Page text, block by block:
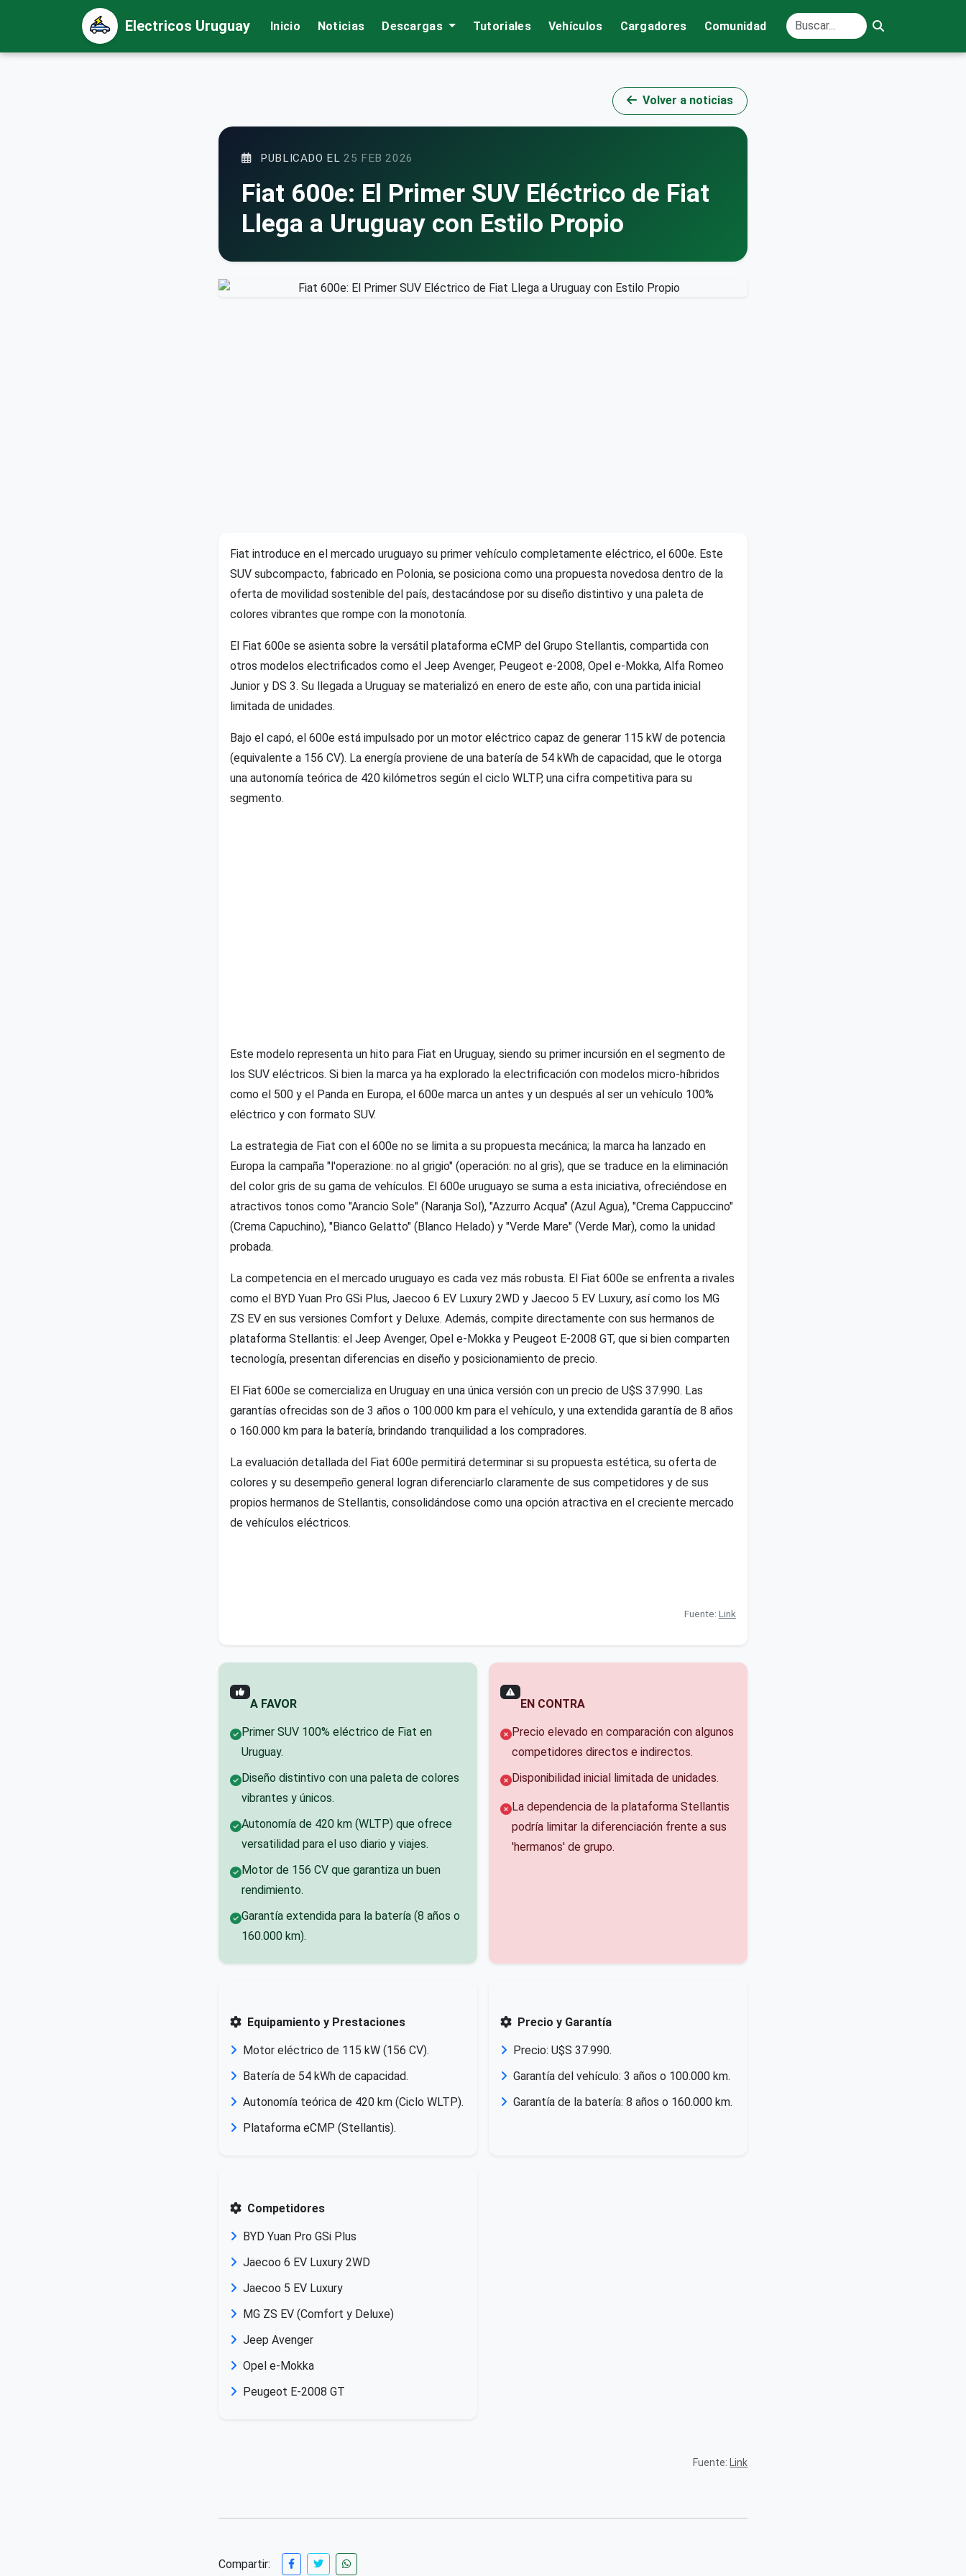
Electricos Uruguay Inicio Noticias Descargas Tutoriales Vehículos Cargadores Comunidad
Volver a noticias
PUBLICADO EL 25 FEB 2026
Fiat 600e: El Primer SUV Eléctrico de Fiat
Llega a Uruguay con Estilo Propio
Fiat introduce en el mercado uruguayo su primer vehículo completamente eléctrico, el 600e. Este
SUV subcompacto, fabricado en Polonia, se posiciona como una propuesta novedosa dentro de la
oferta de movilidad sostenible del país, destacándose por su diseño distintivo y una paleta de
colores vibrantes que rompe con la monotonía.
El Fiat 600e se asienta sobre la versátil plataforma eCMP del Grupo Stellantis, compartida con
otros modelos electrificados como el Jeep Avenger, Peugeot e-2008, Opel e-Mokka, Alfa Romeo
Junior y DS 3. Su llegada a Uruguay se materializó en enero de este año, con una partida inicial
limitada de unidades.
Bajo el capó, el 600e está impulsado por un motor eléctrico capaz de generar 115 kW de potencia
(equivalente a 156 CV). La energía proviene de una batería de 54 kWh de capacidad, que le otorga
una autonomía teórica de 420 kilómetros según el ciclo WLTP, una cifra competitiva para su
segmento.
Este modelo representa un hito para Fiat en Uruguay, siendo su primer incursión en el segmento de
los SUV eléctricos. Si bien la marca ya ha explorado la electrificación con modelos micro-híbridos
como el 500 y el Panda en Europa, el 600e marca un antes y un después al ser un vehículo 100%
eléctrico y con formato SUV.
La estrategia de Fiat con el 600e no se limita a su propuesta mecánica; la marca ha lanzado en
Europa la campaña "l'operazione: no al grigio" (operación: no al gris), que se traduce en la eliminación
del color gris de su gama de vehículos. El 600e uruguayo se suma a esta iniciativa, ofreciéndose en
atractivos tonos como "Arancio Sole" (Naranja Sol), "Azzurro Acqua" (Azul Agua), "Crema Cappuccino"
(Crema Capuchino), "Bianco Gelatto" (Blanco Helado) y "Verde Mare" (Verde Mar), como la unidad
probada.
La competencia en el mercado uruguayo es cada vez más robusta. El Fiat 600e se enfrenta a rivales
como el BYD Yuan Pro GSi Plus, Jaecoo 6 EV Luxury 2WD y Jaecoo 5 EV Luxury, así como los MG
ZS EV en sus versiones Comfort y Deluxe. Además, compite directamente con sus hermanos de
plataforma Stellantis: el Jeep Avenger, Opel e-Mokka y Peugeot E-2008 GT, que si bien comparten
tecnología, presentan diferencias en diseño y posicionamiento de precio.
El Fiat 600e se comercializa en Uruguay en una única versión con un precio de U$S 37.990. Las
garantías ofrecidas son de 3 años o 100.000 km para el vehículo, y una extendida garantía de 8 años
o 160.000 km para la batería, brindando tranquilidad a los compradores.
La evaluación detallada del Fiat 600e permitirá determinar si su propuesta estética, su oferta de
colores y su desempeño general logran diferenciarlo claramente de sus competidores y de sus
propios hermanos de Stellantis, consolidándose como una opción atractiva en el creciente mercado
de vehículos eléctricos.
Fuente: Link
A FAVOR
Primer SUV 100% eléctrico de Fiat en
Uruguay.
Diseño distintivo con una paleta de colores
vibrantes y únicos.
Autonomía de 420 km (WLTP) que ofrece
versatilidad para el uso diario y viajes.
Motor de 156 CV que garantiza un buen
rendimiento.
Garantía extendida para la batería (8 años o
160.000 km).
EN CONTRA
Precio elevado en comparación con algunos
competidores directos e indirectos.
Disponibilidad inicial limitada de unidades.
La dependencia de la plataforma Stellantis
podría limitar la diferenciación frente a sus
'hermanos' de grupo.
Equipamiento y Prestaciones
Motor eléctrico de 115 kW (156 CV).
Batería de 54 kWh de capacidad.
Autonomía teórica de 420 km (Ciclo WLTP).
Plataforma eCMP (Stellantis).
Precio y Garantía
Precio: U$S 37.990.
Garantía del vehículo: 3 años o 100.000 km.
Garantía de la batería: 8 años o 160.000 km.
Competidores
BYD Yuan Pro GSi Plus
Jaecoo 6 EV Luxury 2WD
Jaecoo 5 EV Luxury
MG ZS EV (Comfort y Deluxe)
Jeep Avenger
Opel e-Mokka
Peugeot E-2008 GT
Fuente: Link
Compartir: